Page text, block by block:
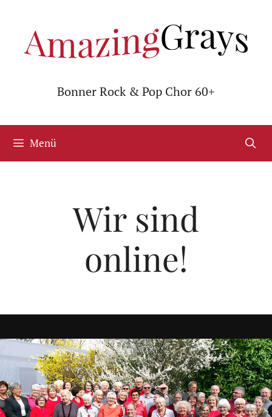
springen
Bonner Rock & Pop Chor 60+
Menü
Wir sind
online!